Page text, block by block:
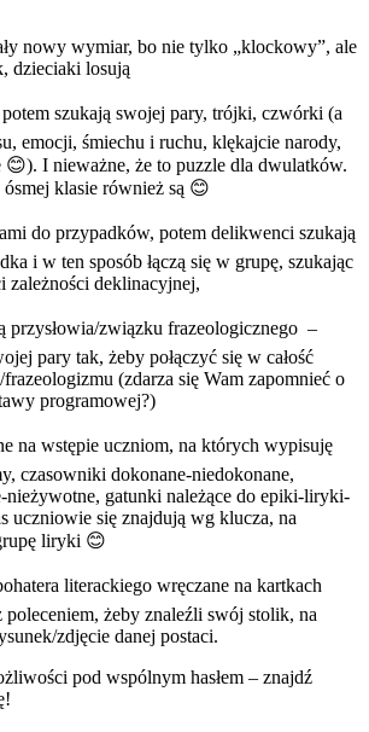
nowy wymiar, bo nie tylko „klockowy”, ale
dzieciaki losują
szukają swojej pary, trójki, czwórki (a
emocji, śmiechu i ruchu, klękajcie narody,
😊). I nieważne, że to puzzle dla dwulatków.
klasie również są 😊
do przypadków, potem delikwenci szukają
i w ten sposób łączą się w grupę, szukając
zależności deklinacyjnej,
przysłowia/związku frazeologicznego –
pary tak, żeby połączyć się w całość
(zdarza się Wam zapomnieć o
programowej?)
na wstępie uczniom, na których wypisuję
czasowniki dokonane-niedokonane,
gatunki należące do epiki-liryki-
uczniowie się znajdują wg klucza, na
liryki 😊
literackiego wręczane na kartkach
poleceniem, żeby znaleźli swój stolik, na
zdjęcie danej postaci.
pod wspólnym hasłem – znajdź